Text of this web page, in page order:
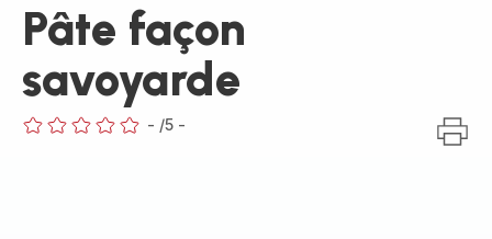
Pâte façon
savoyarde
- /5 -